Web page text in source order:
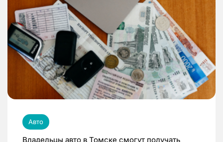
Авто
Владельцы авто в Томске смогут получать